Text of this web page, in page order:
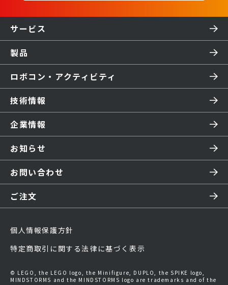
サービス
製品
ロボコン・アクティビティ
技術情報
企業情報
お知らせ
お問い合わせ
ご注文
個人情報保護方針
特定商取引に関する法律に基づく表示
© LEGO, the LEGO logo, the Minifigure, DUPLO, the SPIKE logo,
MINDSTORMS and the MINDSTORMS logo are trademarks and of the